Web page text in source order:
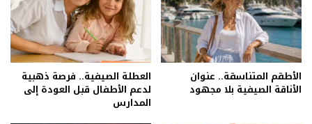
الأطقم المتناسقة.. عنوان
الأناقة الصيفية بلا مجهود
العطلة الصيفية.. فرصة ذهبية
لدعم الأطفال قبل العودة إلى
المدارس